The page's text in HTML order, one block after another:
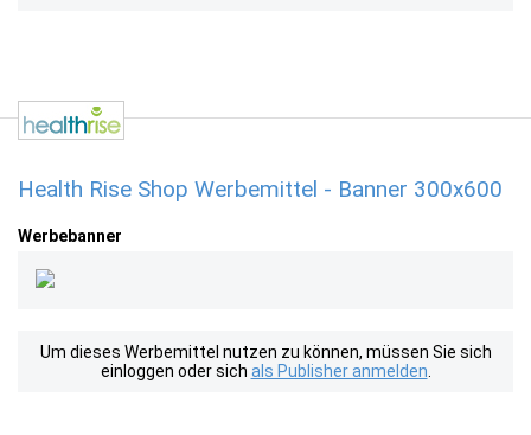
Health Rise Shop Werbemittel - Banner 300x600
Werbebanner
Um dieses Werbemittel nutzen zu können, müssen Sie sich
einloggen oder sich als Publisher anmelden